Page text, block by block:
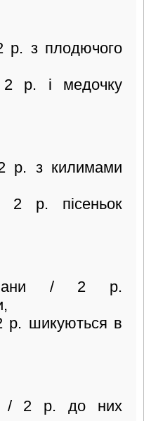
з плодючого
2 р. і медочку
р. з килимами
2 р. пісеньок
/ 2 р.
р. шикуються в
/ 2 р. до них